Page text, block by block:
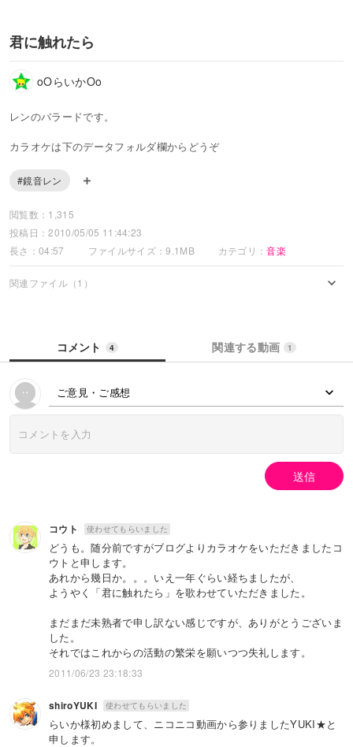
君に触れたら
oOらいかOo
レンのバラードです。
カラオケは下のデータフォルダ欄からどうぞ
#鏡音レン
閲覧数：1,315
投稿日：2010/05/05 11:44:23
長さ：04:57
ファイルサイズ：9.1MB カテゴリ：音楽
関連ファイル（1）
コメント 4 関連する動画 1
ご意見・ご感想
送信
コウト 使わせてもらいました
どうも。随分前ですがブログよりカラオケをいただきましたコ
ウトと申します。
あれから幾日か。。。いえ一年ぐらい経ちましたが、
ようやく「君に触れたら」を歌わせていただきました。
まだまだ未熟者で申し訳ない感じですが、ありがとうございま
した。
それではこれからの活動の繁栄を願いつつ失礼します。
2011/06/23 23:18:33
shiroYUKI 使わせてもらいました
らいか様初めまして、ニコニコ動画から参りましたYUKI★と
申します。